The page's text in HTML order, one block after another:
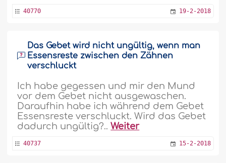
40770 19-2-2018
Das Gebet wird nicht ungültig, wenn man
Essensreste zwischen den Zähnen
verschluckt
Ich habe gegessen und mir den Mund
vor dem Gebet nicht ausgewaschen.
Daraufhin habe ich während dem Gebet
Essensreste verschluckt. Wird das Gebet
dadurch ungültig?..Weiter
40737 15-2-2018